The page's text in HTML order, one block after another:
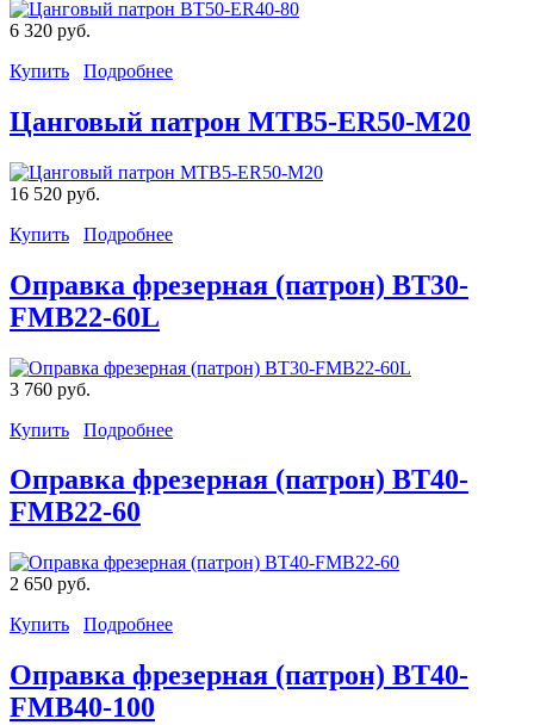
6 320 руб.
Купить
Подробнее
Цанговый патрон MTB5-ER50-М20
16 520 руб.
Купить
Подробнее
Оправка фрезерная (патрон) BT30-
FMB22-60L
3 760 руб.
Купить
Подробнее
Оправка фрезерная (патрон) BT40-
FMB22-60
2 650 руб.
Купить
Подробнее
Оправка фрезерная (патрон) BT40-
FMB40-100